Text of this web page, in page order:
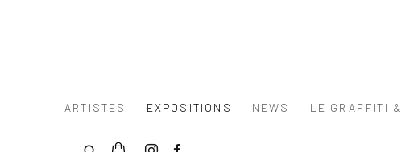
ARTISTES EXPOSITIONS NEWS LE GRAFFITI &